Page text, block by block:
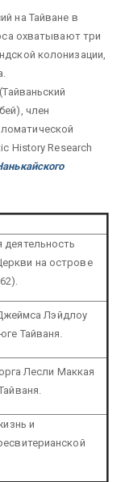
на Тайване в
охватывают три
колонизации,
член
History Research
на острове
Лэйдлоу
Тайваня.
Лесли Маккая
и